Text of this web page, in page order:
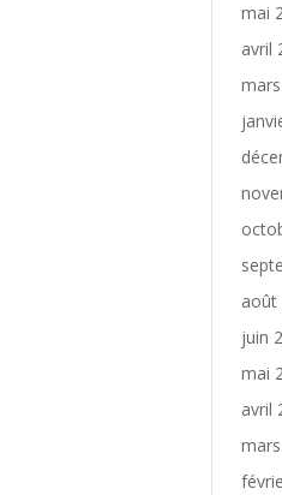
mai
avril
août
juin
mai
avril